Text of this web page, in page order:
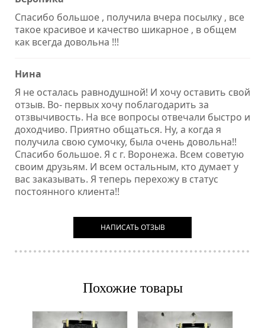
Спасибо большое , получила вчера посылку , все
такое красивое и качество шикарное , в общем
как всегда довольна !!!
Нина
Я не осталась равнодушной! И хочу оставить свой
отзыв. Во- первых хочу поблагодарить за
отзвычивость. На все вопросы отвечали быстро и
доходчиво. Приятно общаться. Ну, а когда я
получила свою сумочку, была очень довольна!!
Спасибо большое. Я с г. Воронежа. Всем советую
своим друзьям. И всем остальным, кто думает у
вас заказывать. Я теперь перехожу в статус
постоянного клиента!!
НАПИСАТЬ ОТЗЫВ
Похожие товары